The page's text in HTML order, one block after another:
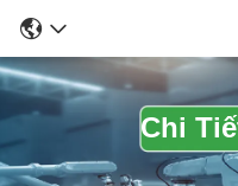
Chi